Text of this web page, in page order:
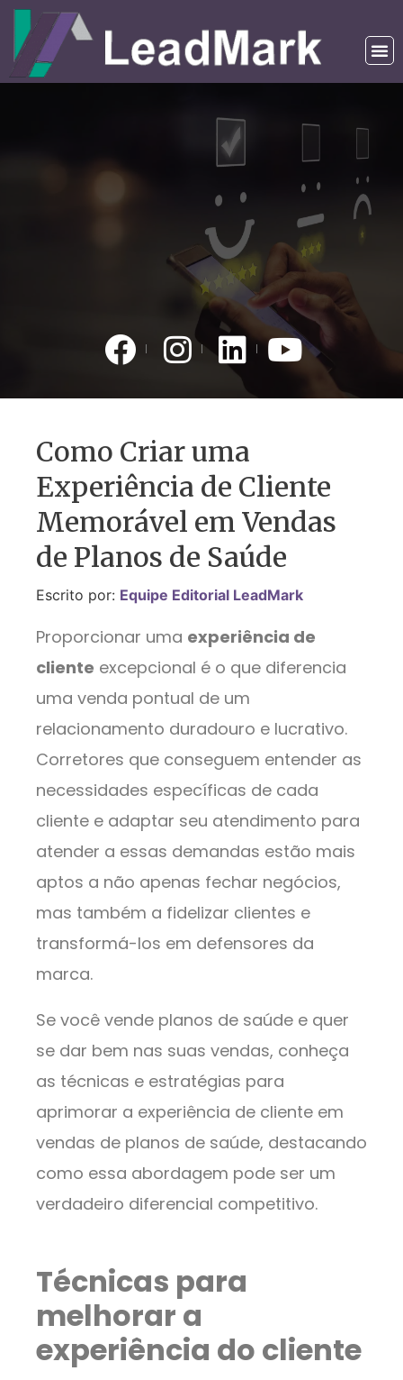
Como Criar uma
Experiência de Cliente
Memorável em Vendas
de Planos de Saúde
Escrito por: Equipe Editorial LeadMark
Proporcionar uma experiência de
cliente excepcional é o que diferencia
uma venda pontual de um
relacionamento duradouro e lucrativo.
Corretores que conseguem entender as
necessidades específicas de cada
cliente e adaptar seu atendimento para
atender a essas demandas estão mais
aptos a não apenas fechar negócios,
mas também a fidelizar clientes e
transformá-los em defensores da
marca.
Se você vende planos de saúde e quer
se dar bem nas suas vendas, conheça
as técnicas e estratégias para
aprimorar a experiência de cliente em
vendas de planos de saúde, destacando
como essa abordagem pode ser um
verdadeiro diferencial competitivo.
Técnicas para
melhorar a
experiência do cliente